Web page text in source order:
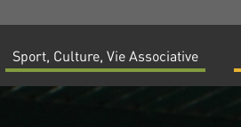
Sport, Culture, Vie Associative